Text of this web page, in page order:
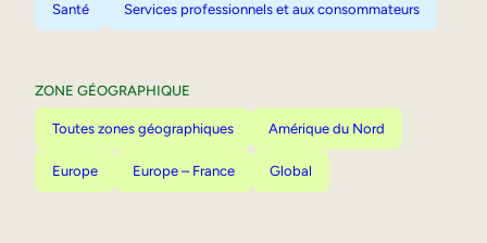
Santé Services professionnels et aux consommateurs
ZONE GÉOGRAPHIQUE
Toutes zones géographiques Amérique du Nord
Europe Europe – France Global